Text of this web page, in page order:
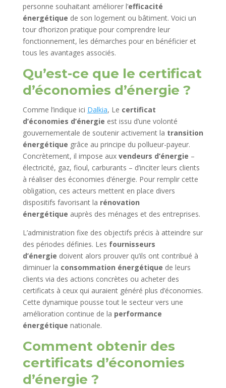
personne souhaitant améliorer l’efficacité
énergétique de son logement ou bâtiment. Voici un
tour d’horizon pratique pour comprendre leur
fonctionnement, les démarches pour en bénéficier et
tous les avantages associés.
Qu’est-ce que le certificat
d’économies d’énergie ?
Comme l’indique ici Dalkia, Le certificat
d’économies d’énergie est issu d’une volonté
gouvernementale de soutenir activement la transition
énergétique grâce au principe du pollueur-payeur.
Concrètement, il impose aux vendeurs d’énergie –
électricité, gaz, fioul, carburants – d’inciter leurs clients
à réaliser des économies d’énergie. Pour remplir cette
obligation, ces acteurs mettent en place divers
dispositifs favorisant la rénovation
énergétique auprès des ménages et des entreprises.
L’administration fixe des objectifs précis à atteindre sur
des périodes définies. Les fournisseurs
d’énergie doivent alors prouver qu’ils ont contribué à
diminuer la consommation énergétique de leurs
clients via des actions concrètes ou acheter des
certificats à ceux qui auraient généré plus d’économies.
Cette dynamique pousse tout le secteur vers une
amélioration continue de la performance
énergétique nationale.
Comment obtenir des
certificats d’économies
d’énergie ?